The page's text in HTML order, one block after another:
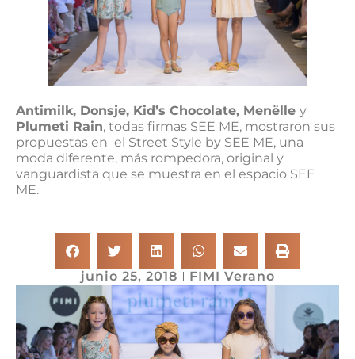
junio 25, 2018 FIMI Verano
Antimilk, Donsje, Kid’s Chocolate, Menëlle y
Plumeti Rain, todas firmas SEE ME, mostraron sus
propuestas en el Street Style by SEE ME, una
moda diferente, más rompedora, original y
vanguardista que se muestra en el espacio SEE
ME.